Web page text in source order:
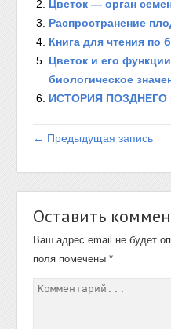
Цветок — орган
Распространение
Книга для чтения по
Цветок и его
биологическое
ИСТОРИЯ ПОЗДНЕГО
← Предыдущая запись
Оставить
Ваш адрес email не будет
поля помечены*